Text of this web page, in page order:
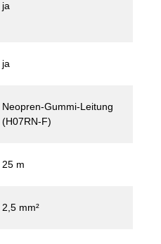
ja
ja
Neopren-Gummi-Leitung
(H07RN-F)
25 m
2,5 mm²